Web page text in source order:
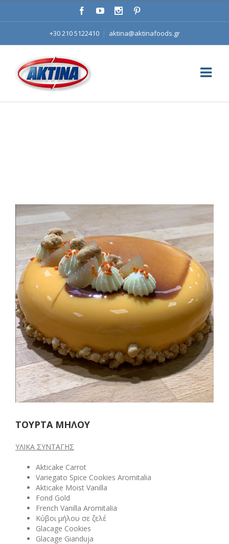
+30 210 5122410 | aktina@aktinafoods.gr
ΤΟΥΡΤΑ ΜΗΛΟΥ
ΥΛΙΚΑ ΣΥΝΤΑΓΗΣ
Akticake Carrot
Variegato Spice Cookies Aromitalia
Akticake Moist Vanilla
Fond Gold
French Vanilla Aromitalia
Κύβοι μήλου σε ζελέ
Glacage Cookies
Glacage Gianduja